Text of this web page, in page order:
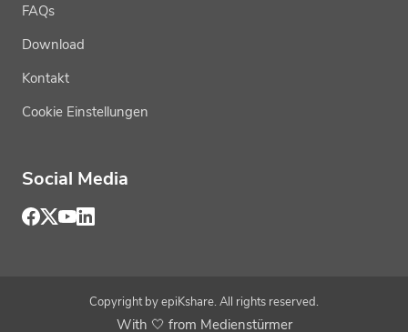
FAQs
Download
Kontakt
Cookie Einstellungen
Social Media
Copyright by epiKshare. All rights reserved.
With 🤍 from Medienstürmer